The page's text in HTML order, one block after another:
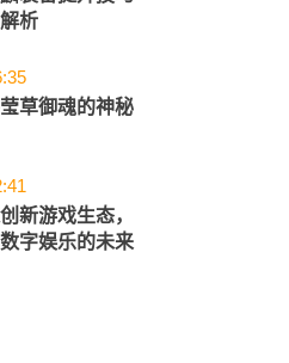
析
草御魂的神秘
新游戏生态，
字娱乐的未来